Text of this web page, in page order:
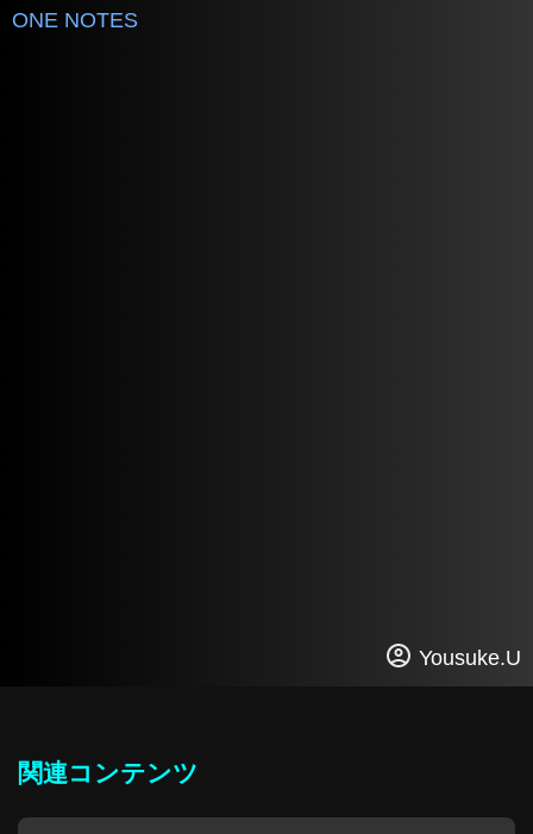
ONE NOTES
Yousuke.U
関連コンテンツ